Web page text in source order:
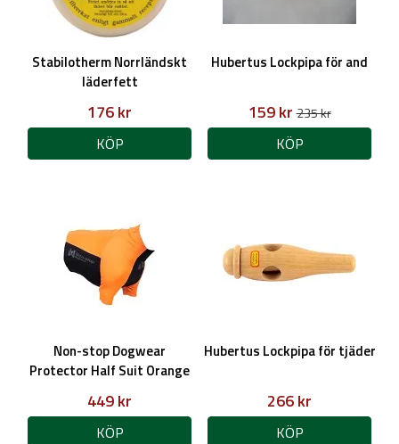
Stabilotherm Norrländskt
läderfett
176 kr
KÖP
Hubertus Lockpipa för and
159 kr235 kr
KÖP
Non-stop Dogwear
Protector Half Suit Orange
449 kr
KÖP
Hubertus Lockpipa för tjäder
266 kr
KÖP